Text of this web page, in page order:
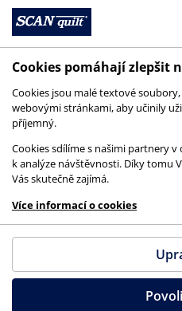
© 2026 SCANquilt -
This site is protected
GooglePrivacy Policy
Cookies pomáhají zlepšit
Cookies jsou malé textové
webovými stránkami, aby učinily
příjemný.
Cookies sdílíme s našimi partnery
k analýze návštěvnosti. Díky tomu
Vás skutečně zajímá.
Více informací o cookies